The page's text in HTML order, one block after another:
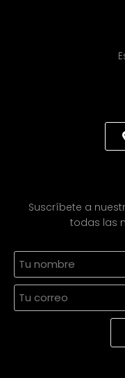
Suscríbete a
todas las